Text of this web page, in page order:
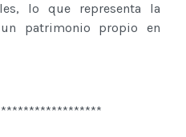
lo que representa la
patrimonio propio en